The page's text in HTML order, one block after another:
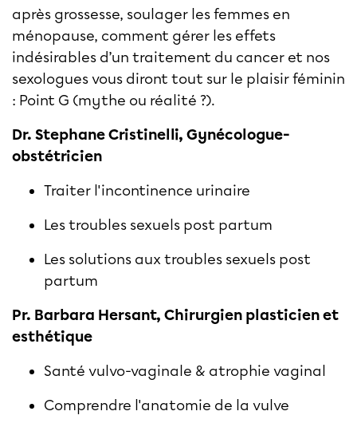
après grossesse, soulager les femmes en
ménopause, comment gérer les effets
indésirables d’un traitement du cancer et nos
sexologues vous diront tout sur le plaisir féminin
: Point G (mythe ou réalité ?).
Dr. Stephane Cristinelli, Gynécologue-
obstétricien
Traiter l'incontinence urinaire
Les troubles sexuels post partum
Les solutions aux troubles sexuels post
partum
Pr. Barbara Hersant, Chirurgien plasticien et
esthétique
Santé vulvo-vaginale & atrophie vaginal
Comprendre l'anatomie de la vulve